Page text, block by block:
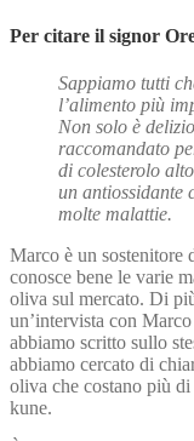
Per citare il signor
Sappiamo tutti
l’alimento più
Non solo è
raccomandato
di colesterolo
un antiossidante
molte malattie.
Marco è un
conosce bene le varie
oliva sul mercato. Di
un’intervista con
abbiamo scritto sullo
abbiamo cercato di
oliva che costano più
kune.